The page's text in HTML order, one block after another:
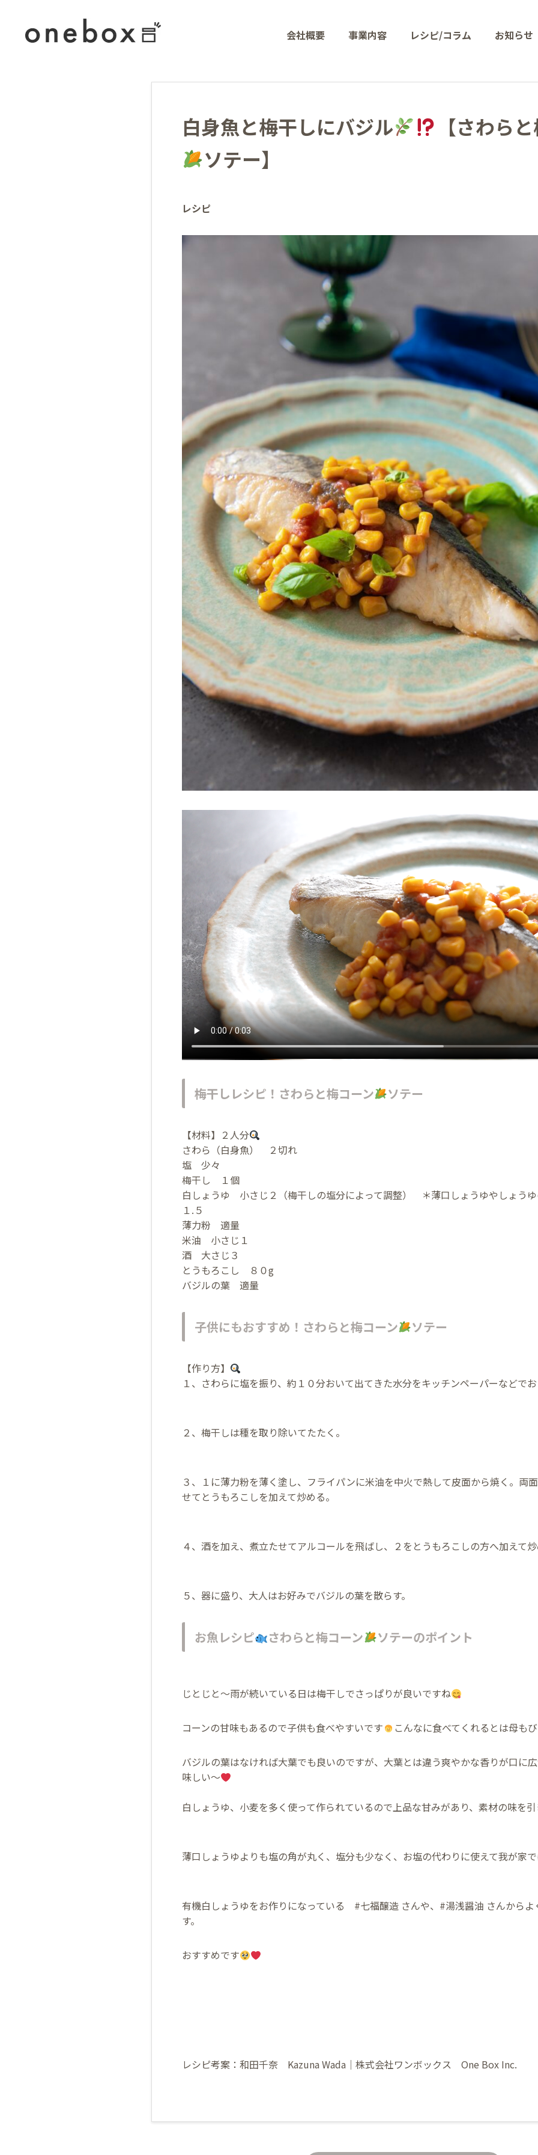
会社概要 事業内容 レシピ/コラム お知らせ
白身魚と梅干しにバジル
【さわら
ソテー】
レシピ
梅干しレシピ！さわらと梅コーン ソテー
【材料】２人分
さわら（白身魚） ２切れ
塩 少々
梅干し １個
白しょうゆ 小さじ２（梅干しの塩分によって調整） ＊薄口しょうゆやしょう
１.５
薄力粉 適量
米油 小さじ１
酒 大さじ３
とうもろこし ８０g
バジルの葉 適量
子供にもおすすめ！さわらと梅コーン ソテー
【作り方】
１、さわらに塩を振り、約１０分おいて出てきた水分をキッチンペーパーなどでお
２、梅干しは種を取り除いてたたく。
３、１に薄力粉を薄く塗し、フライパンに米油を中火で熱して皮面から焼く。両
せてとうもろこしを加えて炒める。
４、酒を加え、煮立たせてアルコールを飛ばし、２をとうもろこしの方へ加えて炒
５、器に盛り、大人はお好みでバジルの葉を散らす。
お魚レシピ さわらと梅コーン ソテーのポイント
じとじと〜雨が続いている日は梅干しでさっぱりが良いですね
コーンの甘味もあるので子供も食べやすいです こんなに食べてくれるとは母も
バジルの葉はなければ大葉でも良いのですが、大葉とは違う爽やかな香りが口に
味しい〜
白しょうゆ、小麦を多く使って作られているので上品な甘みがあり、素材の味を引
薄口しょうゆよりも塩の角が丸く、塩分も少なく、お塩の代わりに使えて我が家
有機白しょうゆをお作りになっている #七福醸造 さんや、#湯浅醤油 さんからよ
す。
おすすめです
レシピ考案：和田千奈 Kazuna Wada｜株式会社ワンボックス One Box Inc.